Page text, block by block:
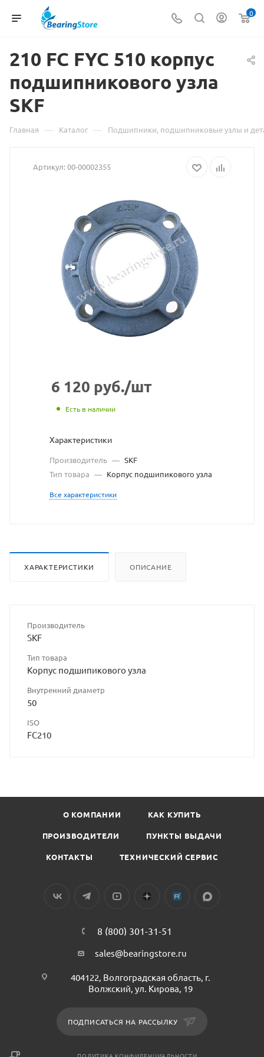
0
210 FC FYC 510 корпус
о
210
FYC
подшипникового узла
SKF
Главная — Каталог — Подшипники, подшипниковые узлы и
Артикул:00-00002355
6 120 руб./шт
Есть в наличии
Характеристики
Производитель — SKF
Тип товара — Корпус подшипикового узла
Все характеристики
ХАРАКТЕРИСТИКИ ОПИСАНИЕ
Производитель
SKF
Тип товара
Корпус подшипикового узла
Внутренний диаметр
50
ISO
FC210
О КОМПАНИИ КАК КУПИТЬ
ПРОИЗВОДИТЕЛИ ПУНКТЫ ВЫДАЧИ
КОНТАКТЫ ТЕХНИЧЕСКИЙ СЕРВИС
8 (800) 301-31-51
sales@bearingstore.ru
404122, Волгоградская область, г.
Волжский, ул. Кирова, 19
ПОДПИСАТЬСЯ НА РАССЫЛКУ